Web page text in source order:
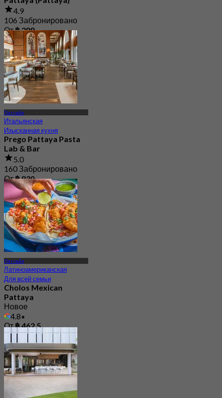
4.9
106 Забронировано
От฿ 299
Паттайя
Итальянская
Изысканная кухня
Prego Pattaya Pasta
Lab & Bar
5.0
160 Забронировано
От฿ 830
Паттайя
Латиноамериканская
Для всей семьи
Cholos Mexican
Pattaya
Новое
4.8
От฿ 462.5